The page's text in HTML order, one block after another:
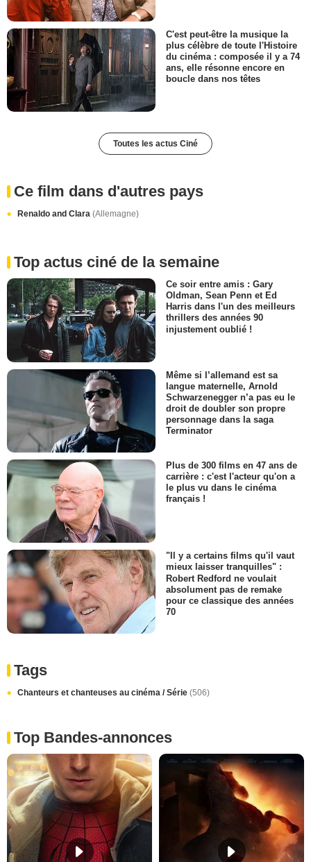
C'est peut-être la musique la
plus célèbre de toute l'Histoire
du cinéma : composée il y a 74
ans, elle résonne encore en
boucle dans nos têtes
Toutes les actus Ciné
Ce film dans d'autres pays
Renaldo and Clara (Allemagne)
Top actus ciné de la semaine
Ce soir entre amis : Gary
Oldman, Sean Penn et Ed
Harris dans l'un des meilleurs
thrillers des années 90
injustement oublié !
Même si l’allemand est sa
langue maternelle, Arnold
Schwarzenegger n’a pas eu le
droit de doubler son propre
personnage dans la saga
Terminator
Plus de 300 films en 47 ans de
carrière : c'est l'acteur qu'on a
le plus vu dans le cinéma
français !
"Il y a certains films qu'il vaut
mieux laisser tranquilles" :
Robert Redford ne voulait
absolument pas de remake
pour ce classique des années
70
Tags
Chanteurs et chanteuses au cinéma / Série (506)
Top Bandes-annonces